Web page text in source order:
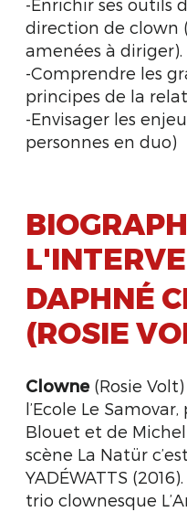
-Enrichir ses outils
direction de clown
amenées à diriger).
-Comprendre les
principes de la
-Envisager les
personnes en duo)
DAPHNÉ
(ROSIE
Clowne (Rosie
l’Ecole Le
Blouet et de
scène La Natür
YADÉWATTS
trio clownesque